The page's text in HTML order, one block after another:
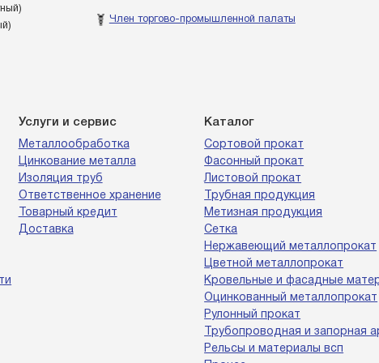
Услуги и сервис
Металлообработка
Цинкование металла
Изоляция труб
Ответственное хранение
Товарный кредит
Доставка
Каталог
Сортовой прокат
Фасонный прокат
Листовой прокат
Трубная продукция
Метизная продукция
Сетка
Нержавеющий металлопрокат
Цветной металлопрокат
Кровельные и фасадные
Оцинкованный металлопрокат
Рулонный прокат
Трубопроводная и запорная
Рельсы и материалы всп
Член торгово-промышленной палаты